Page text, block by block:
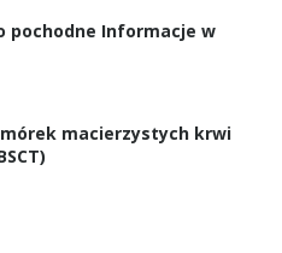
pochodne Informacje w
macierzystych krwi